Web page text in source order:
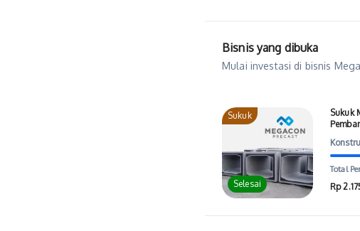
Bisnis yang dibuka
Mulai investasi di bisnis
Sukuk
Selesai
Sukuk
Total
Rp